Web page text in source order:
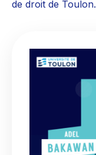
de droit de Toulon.